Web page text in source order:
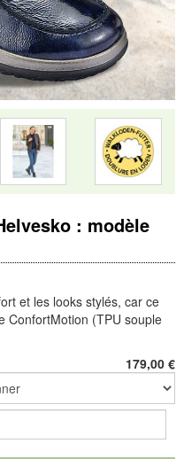
: modèle
et les looks stylés, car ce
ConfortMotion (TPU souple
vite ajusté sur une
semelle ConfortMotion offre
façon cristaux est
les glissades et
179,00 €